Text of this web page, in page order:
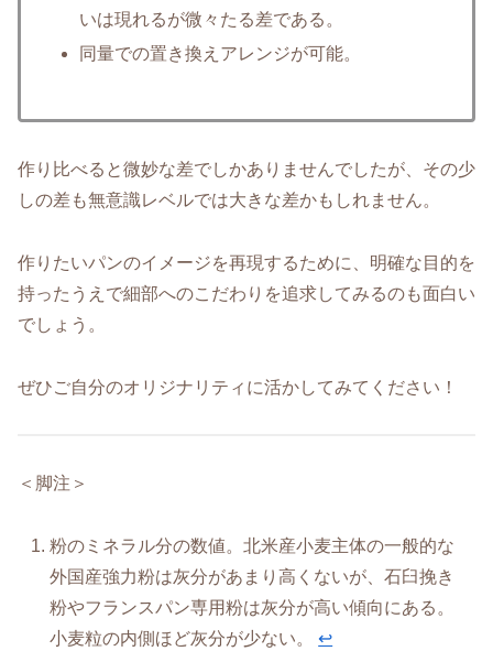
いは現れるが微々たる差である。
同量での置き換えアレンジが可能。
作り比べると微妙な差でしかありませんでしたが、その少
しの差も無意識レベルでは大きな差かもしれません。
作りたいパンのイメージを再現するために、明確な目的を
持ったうえで細部へのこだわりを追求してみるのも面白い
でしょう。
ぜひご自分のオリジナリティに活かしてみてください！
＜脚注＞
粉のミネラル分の数値。北米産小麦主体の一般的な
外国産強力粉は灰分があまり高くないが、石臼挽き
粉やフランスパン専用粉は灰分が高い傾向にある。
小麦粒の内側ほど灰分が少ない。↩︎